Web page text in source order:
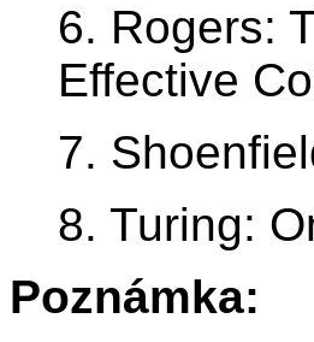
6. Rogers:
Effective
7.
8. Turing:
Poznámka: